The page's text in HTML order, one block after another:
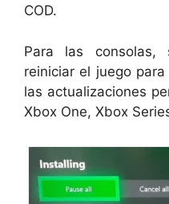
COD.
Para las consolas,
reiniciar el juego
las actualizaciones
Xbox One, Xbox